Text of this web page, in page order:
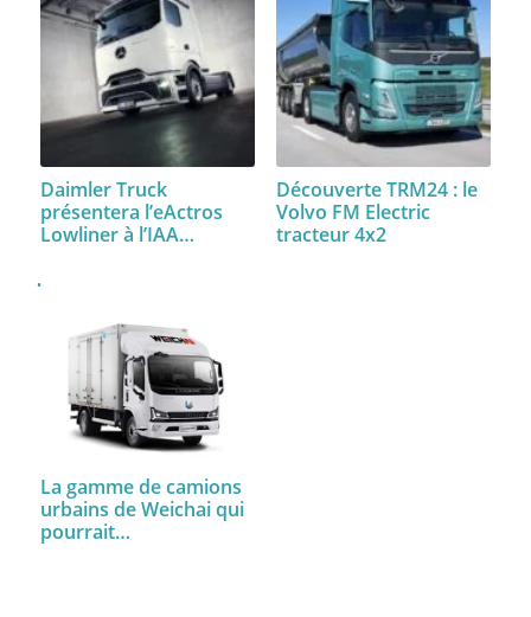
Daimler Truck
présentera l’eActros
Lowliner à l’IAA…
Découverte TRM24 : le
Volvo FM Electric
tracteur 4x2
La gamme de camions
urbains de Weichai qui
pourrait…